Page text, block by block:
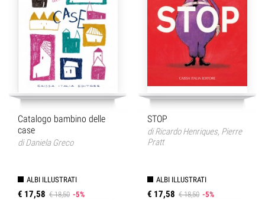
Catalogo bambino delle
case
diDaniela Greco
ALBI ILLUSTRATI
€ 17,58 € 18,50 -5%
STOP
diRicardo Henriques, Pierre
Pratt
ALBI ILLUSTRATI
€ 17,58 € 18,50 -5%